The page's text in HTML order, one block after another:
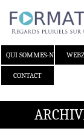
QUI SOMMES-NOUS ?
CONTACT